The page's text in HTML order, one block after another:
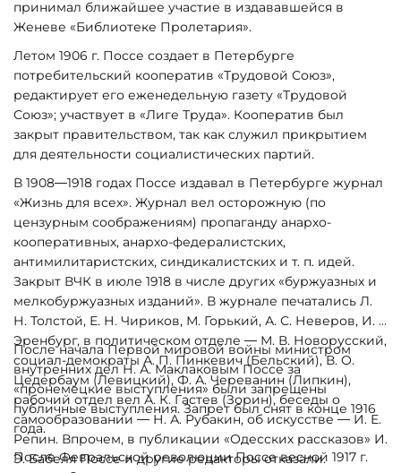
принимал ближайшее участие в издававшейся в
Женеве «Библиотеке Пролетария».
Летом 1906 г. Поссе создает в Петербурге
потребительский кооператив «Трудовой Союз»,
редактирует его еженедельную газету «Трудовой
Союз»; участвует в «Лиге Труда». Кооператив был
закрыт правительством, так как служил прикрытием
для деятельности социалистических партий.
В 1908—1918 годах Поссе издавал в Петербурге журнал
«Жизнь для всех». Журнал вел осторожную (по
цензурным соображениям) пропаганду анархо-
кооперативных, анархо-федералистских,
антимилитаристских, синдикалистских и т. п. идей.
Закрыт ВЧК в июле 1918 в числе других «буржуазных и
мелкобуржуазных изданий». В журнале печатались Л.
Н. Толстой, Е. Н. Чириков, М. Горький, А. С. Неверов, И. Г.
Эренбург, в политическом отделе — М. В. Новорусский,
социал-демократы А. П. Пинкевич (Бельский), В. О.
Цедербаум (Левицкий), Ф. А. Череванин (Липкин),
рабочий отдел вел А. К. Гастев (Зорин), беседы о
самообразовании — Н. А. Рубакин, об искусстве — И. Е.
Репин. Впрочем, в публикации «Одесских рассказов» И.
Э. Бабеля Поссе и другие редакторы отказали.
После начала Первой мировой войны министром
внутренних дел Н. А. Маклаковым Поссе за
«пронемецкие выступления» были запрещены
публичные выступления. Запрет был снят в конце 1916
года.
После Февральской революции Поссе весной 1917 г.